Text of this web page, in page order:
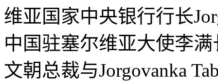
维亚国家中央银行行长
中国驻塞尔维亚大使李
文朝总裁与Jorgovanka